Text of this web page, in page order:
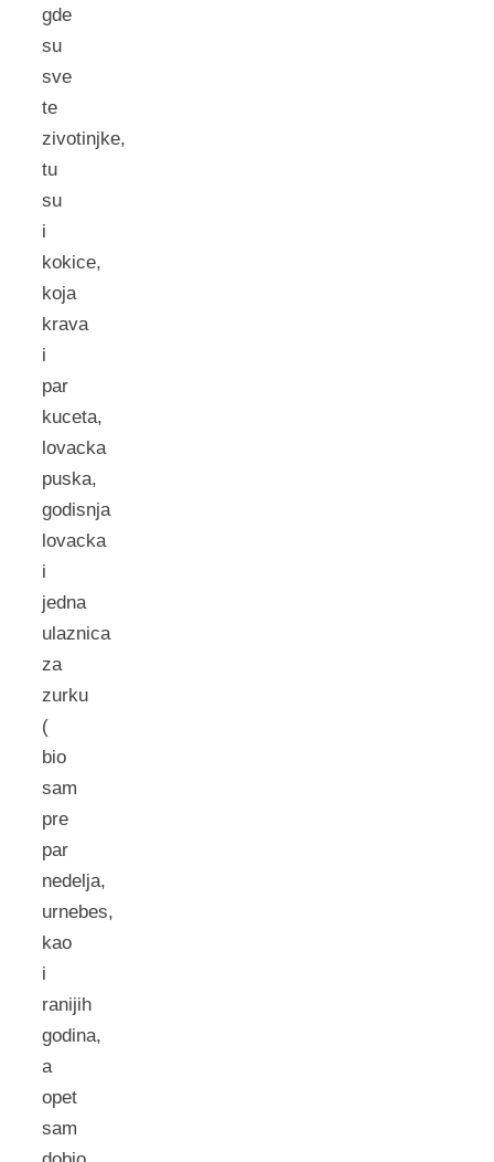
gde
su
sve
te
zivotinjke,
tu
su
i
kokice,
koja
krava
i
par
kuceta,
lovacka
puska,
godisnja
lovacka
i
jedna
ulaznica
za
zurku
(
bio
sam
pre
par
nedelja,
urnebes,
kao
i
ranijih
godina,
a
opet
sam